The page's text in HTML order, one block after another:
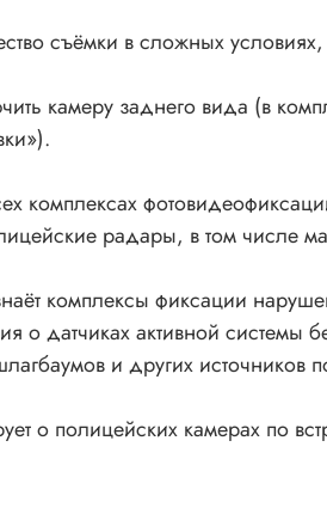
съёмки в сложных
камеру заднего вида (в
комплексах
радары, в том числе
комплексы фиксации
о датчиках активной системы
и других источников
о полицейских камерах по